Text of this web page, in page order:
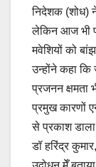
निदेशक (शोध) ने
लेकिन आज भी
मवेशियों को
उन्होंने कहा कि
प्रजनन क्षमता
प्रमुख कारणों
से प्रकाश
डॉ हरिंद्र